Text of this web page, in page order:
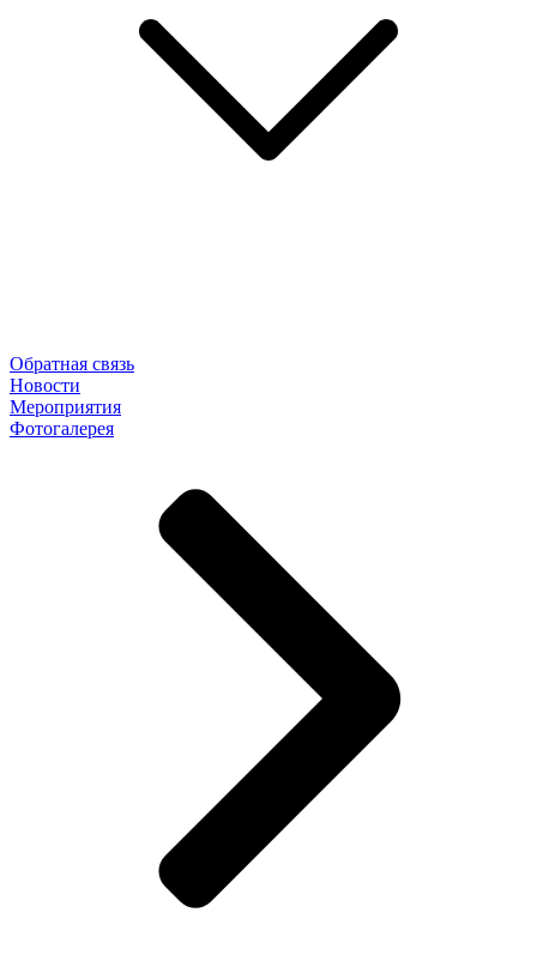
Обратная связь
Новости
Мероприятия
Фотогалерея